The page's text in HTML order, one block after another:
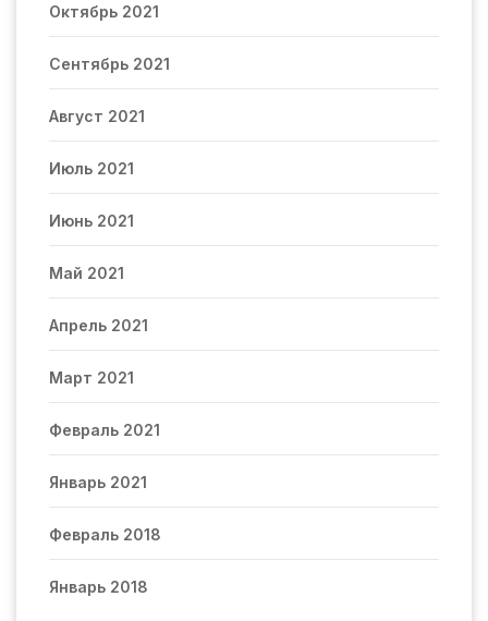
Октябрь 2021
Сентябрь 2021
Август 2021
Июль 2021
Июнь 2021
Май 2021
Апрель 2021
Март 2021
Февраль 2021
Январь 2021
Февраль 2018
Январь 2018